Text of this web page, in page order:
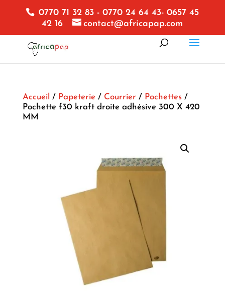
0770 71 32 83 - 0770 24 64 43- 0657 45
42 16
contact@africapap.com
Accueil / Papeterie/ Courrier / Pochettes/
Pochette f30 kraft droite adhésive 300 X 420
MM